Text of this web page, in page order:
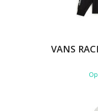
VANS